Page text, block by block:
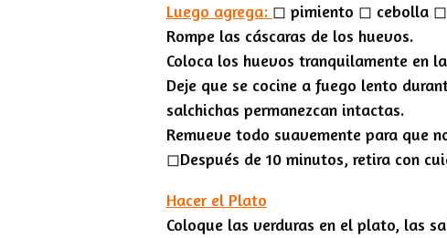
Luego agrega: ◻︎ pimiento ◻︎ cebolla
Rompe las cáscaras de los huevos.
Coloca los huevos tranquilamente en
Deje que se cocine a fuego lento
salchichas permanezcan intactas.
Remueve todo suavemente para que
◻︎Después de 10 minutos, retira con
Hacer el Plato
Coloque las verduras en el plato, las